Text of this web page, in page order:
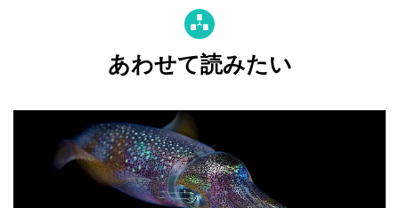
あわせて読みたい